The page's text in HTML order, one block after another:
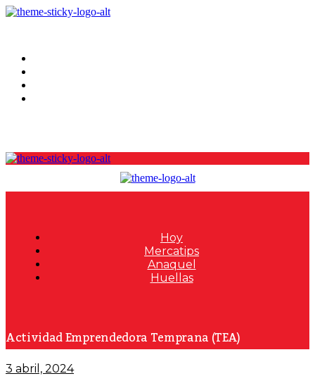
Hoy
Mercatips
Anaquel
Huellas
Actividad Emprendedora Temprana (TEA)
3 abril, 2024